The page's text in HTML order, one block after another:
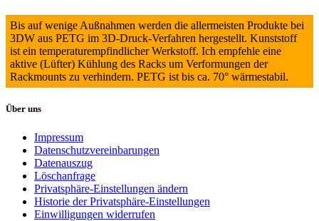
Bis auf wenige Außnahmen werden die allermeisten Produkte bei
3DW aus PETG im 3D-Druck-Verfahren hergestellt. Kunststoff
ist ein temperaturempfindlicher Werkstoff. Ich empfehle eine
aktive (Lüfter) Kühlung des Racks um Verformungen der
Rackmounts zu verhindern. PETG ist bis ca. 70° wärmestabil.
Über uns
Impressum
Datenschutzvereinbarungen
Datenauszug
Löschanfrage
Privatsphäre-Einstellungen ändern
Historie der Privatsphäre-Einstellungen
Einwilligungen widerrufen